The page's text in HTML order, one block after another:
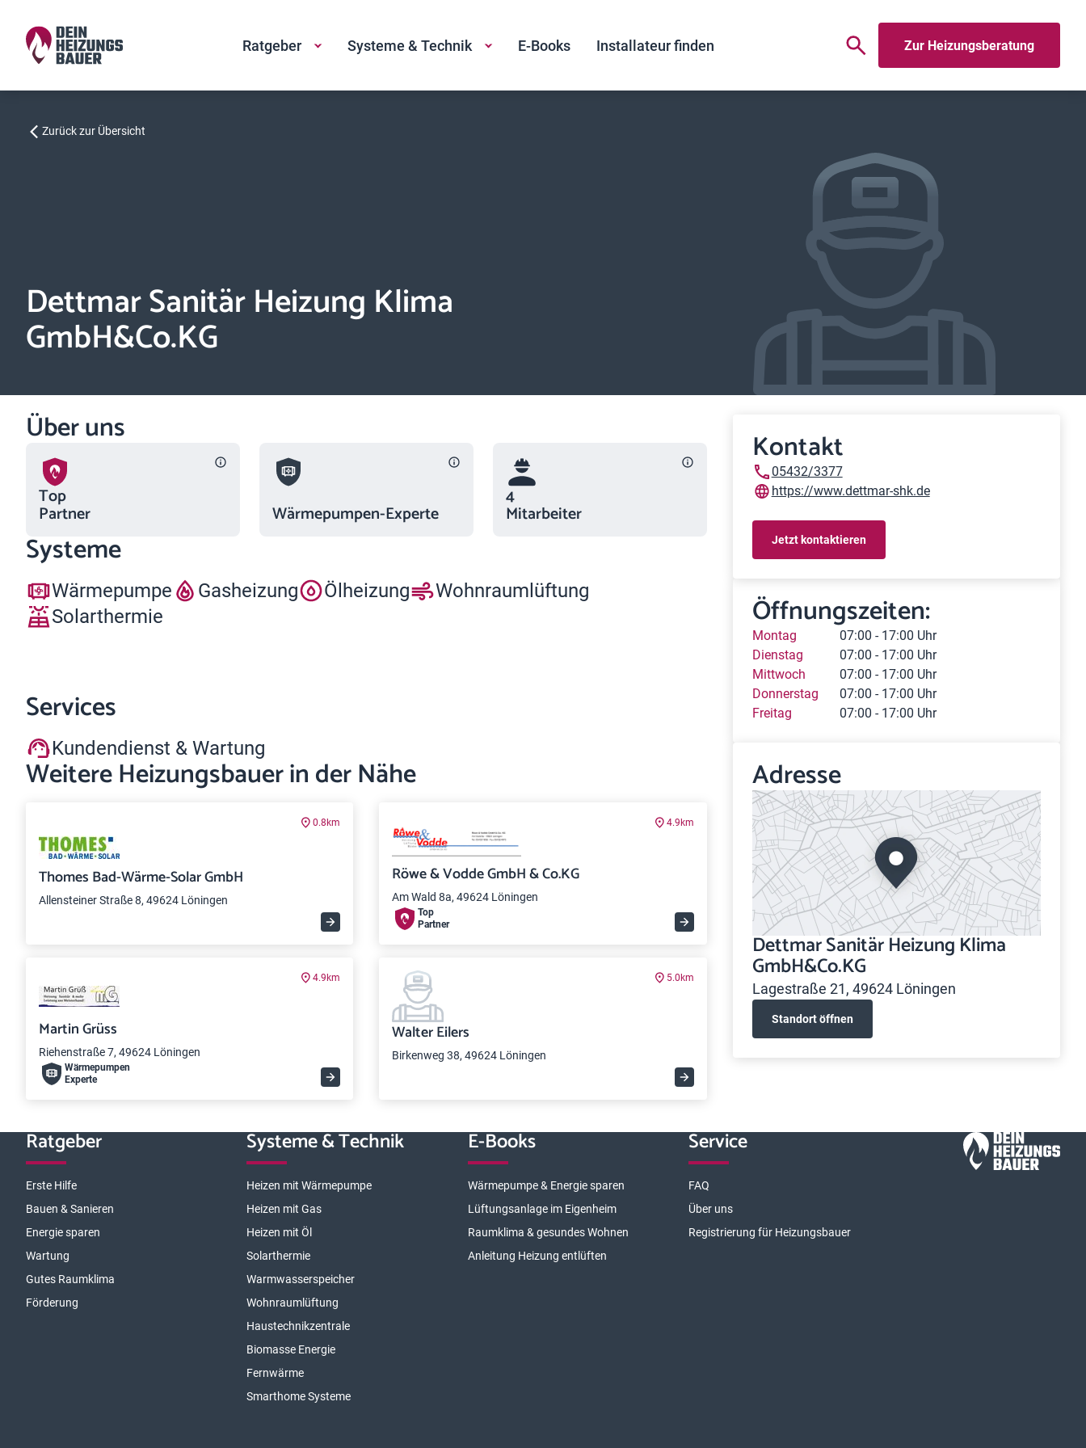
Ratgeber Systeme & Technik E-Books Installateur finden Zur Heizungsberatung
Zurück zur Übersicht
Dettmar Sanitär Heizung Klima
GmbH&Co.KG
Über uns
Top
Partner Wärmepumpen-Experte
4
Mitarbeiter
Systeme
Wärmepumpe Gasheizung Ölheizung
Wohnraumlüftung
Solarthermie
Services
Kundendienst & Wartung
Weitere Heizungsbauer in der Nähe
0.8km
Thomes Bad-Wärme-Solar GmbH
Allensteiner Straße 8, 49624 Löningen
4.9km
Röwe & Vodde GmbH & Co.KG
Am Wald 8a, 49624 Löningen
Top
Partner
4.9km
Martin Grüss
Riehenstraße 7, 49624 Löningen
Wärme­pumpen
Experte
5.0km
Walter Eilers
Birkenweg 38, 49624 Löningen
Kontakt
05432/3377
https://www.dettmar-shk.de
Jetzt kontaktieren
Öffnungszeiten:
Montag
07:00 - 17:00 Uhr
Dienstag
07:00 - 17:00 Uhr
Mittwoch
07:00 - 17:00 Uhr
Donnerstag
07:00 - 17:00 Uhr
Freitag
07:00 - 17:00 Uhr
Adresse
Dettmar Sanitär Heizung Klima
GmbH&Co.KG
Lagestraße 21, 49624 Löningen
Standort öffnen
Ratgeber
Erste Hilfe
Bauen & Sanieren
Energie sparen
Wartung
Gutes Raumklima
Förderung
Systeme & Technik
Heizen mit Wärmepumpe
Heizen mit Gas
Heizen mit Öl
Solarthermie
Warmwasserspeicher
Wohnraumlüftung
Haustechnikzentrale
Biomasse Energie
Fernwärme
Smarthome Systeme
E-Books
Wärmepumpe & Energie sparen
Lüftungsanlage im Eigenheim
Raumklima & gesundes Wohnen
Anleitung Heizung entlüften
Service
FAQ
Über uns
Registrierung für Heizungsbauer